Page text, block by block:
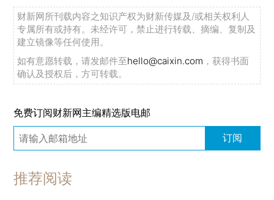
财新网所刊载内容之知识产权为财新传媒及/或相关权利人
专属所有或持有。未经许可，禁止进行转载、摘编、复制及
建立镜像等任何使用。
如有意愿转载，请发邮件至hello@caixin.com ，获得书面
确认及授权后，方可转载。
免费订阅财新网主编精选版电邮
订阅
推荐阅读